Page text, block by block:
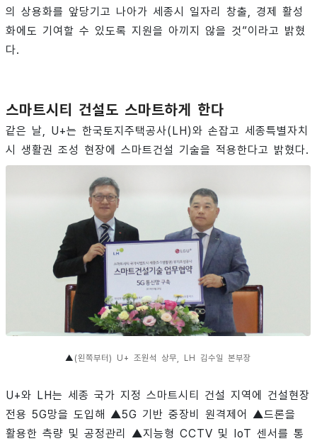
의 상용화를 앞당기고 나아가 세종시 일자리 창출, 경제 활성
화에도 기여할 수 있도록 지원을 아끼지 않을 것”이라고 밝혔
다.
스마트시티 건설도 스마트하게 한다
같은 날, U+는 한국토지주택공사(LH)와 손잡고 세종특별자치
시 생활권 조성 현장에 스마트건설 기술을 적용한다고 밝혔다.
▲ (왼쪽부터) U+ 조원석 상무, LH 김수일 본부장
U+와 LH는 세종 국가 지정 스마트시티 건설 지역에 건설현장
전용 5G망을 도입해 ▲5G 기반 중장비 원격제어 ▲드론을
활용한 측량 및 공정관리 ▲지능형 CCTV 및 IoT 센서를 통